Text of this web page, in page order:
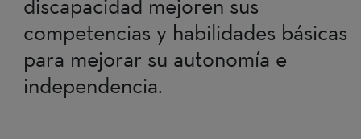
discapacidad mejoren sus
competencias y habilidades básicas
para mejorar su autonomía e
independencia.